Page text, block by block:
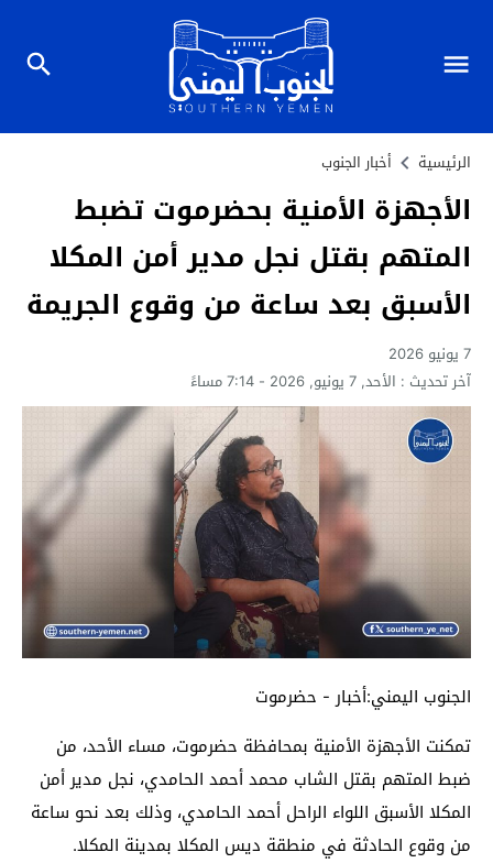
الرئيسية أخبار الجنوب
الأجهزة الأمنية بحضرموت تضبط
المتهم بقتل نجل مدير أمن المكلا
الأسبق بعد ساعة من وقوع الجريمة
7 يونيو 2026
آخر تحديث : الأحد, 7 يونيو, 2026 - 7:14 مساءً
الجنوب اليمني:أخبار - حضرموت
تمكنت الأجهزة الأمنية بمحافظة حضرموت، مساء الأحد، من
ضبط المتهم بقتل الشاب محمد أحمد الحامدي، نجل مدير أمن
المكلا الأسبق اللواء الراحل أحمد الحامدي، وذلك بعد نحو ساعة
من وقوع الحادثة في منطقة ديس المكلا بمدينة المكلا.